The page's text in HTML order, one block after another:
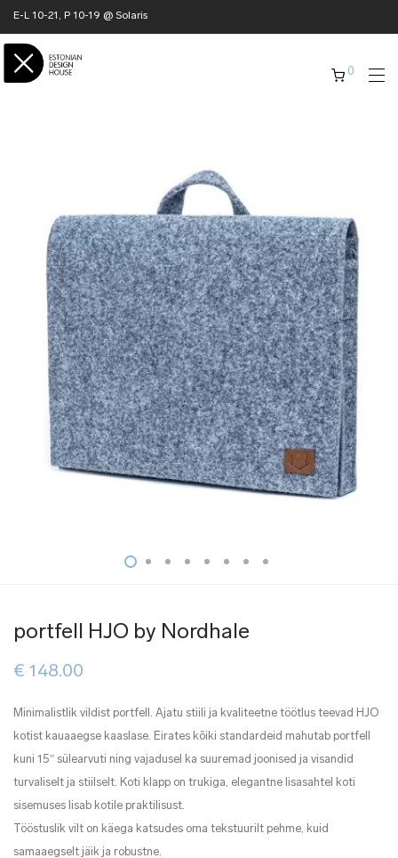
E-L 10-21, P 10-19 @ Solaris
0
portfell HJO by Nordhale
€ 148.00
Minimalistlik vildist portfell. Ajatu stiili ja kvaliteetne töötlus teevad HJO
kotist kauaaegse kaaslase. Eirates kõiki standardeid mahutab portfell
kuni 15″ sülearvuti ning vajadusel ka suuremad joonised ja visandid
turvaliselt ja stiilselt. Koti klapp on trukiga, elegantne lisasahtel koti
sisemuses lisab kotile praktilisust.
Tööstuslik vilt on käega katsudes oma tekstuurilt pehme, kuid
samaaegselt jäik ja robustne.